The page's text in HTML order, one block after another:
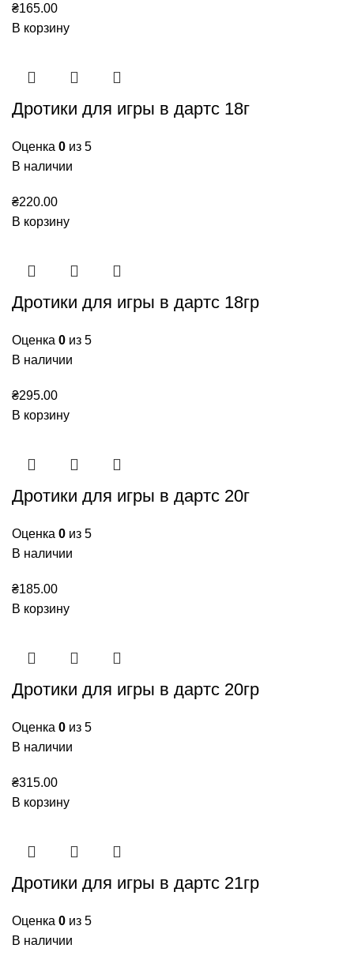
₴165.00
В корзину
Дротики для игры в дартс 18г
Оценка 0 из 5
В наличии
₴220.00
В корзину
Дротики для игры в дартс 18гр
Оценка 0 из 5
В наличии
₴295.00
В корзину
Дротики для игры в дартс 20г
Оценка 0 из 5
В наличии
₴185.00
В корзину
Дротики для игры в дартс 20гр
Оценка 0 из 5
В наличии
₴315.00
В корзину
Дротики для игры в дартс 21гр
Оценка 0 из 5
В наличии